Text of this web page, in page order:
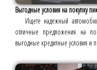
Выгодные условия на покупку
Ищете надёжный
отличные предложения на
выгодные кредитные условия и